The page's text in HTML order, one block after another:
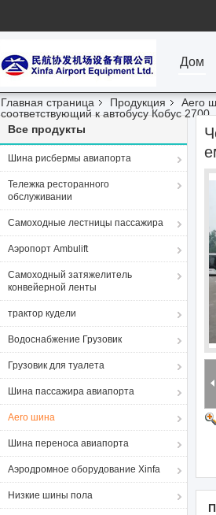
Дом
Главная страница Продукция Aero
соответствующий к автобусу Кобус 2700
Все продукты
Шина рисбермы авиапорта
Тележка ресторанного
обслуживании
Самоходные лестницы пассажира
Аэропорт Ambulift
Самоходный затяжелитель
конвейерной ленты
трактор кудели
Водоснабжение Грузовик
Грузовик для туалета
Шина пассажира авиапорта
Aero шина
Шина переноса авиапорта
Аэродромное оборудование Xinfa
Низкие шины пола